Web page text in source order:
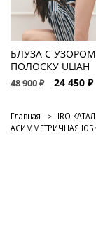
БЛУЗА С
ПОЛОСКУ ULIAH
48 900 ₽ 24 450 ₽
Главная IRO
АСИММЕТРИЧНАЯ